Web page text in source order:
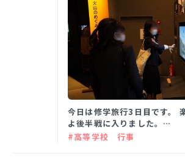
今日は修学旅行3日目です。
よ後半戦に入りました。…
#高等学校 行事